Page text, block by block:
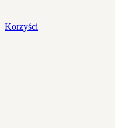
Korzyści